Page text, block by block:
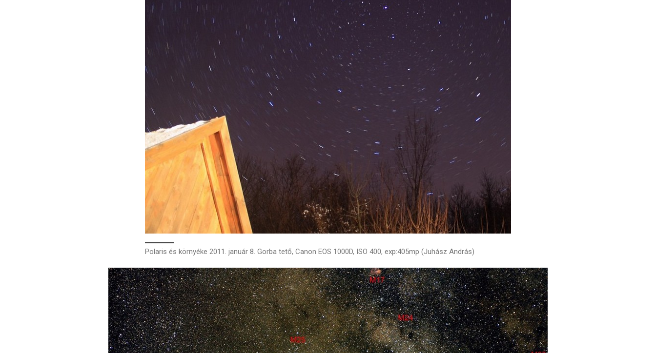
Polaris és környéke 2011. január 8. Gorba tető, Canon EOS 1000D, ISO 400, exp:405mp (Juhász András)